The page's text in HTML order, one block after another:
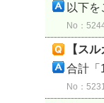
以下
No：
【ス
合計「
No：